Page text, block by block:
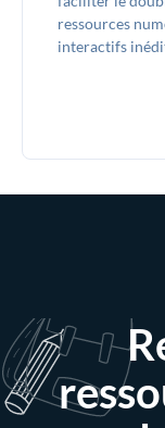
ressources
interactifs